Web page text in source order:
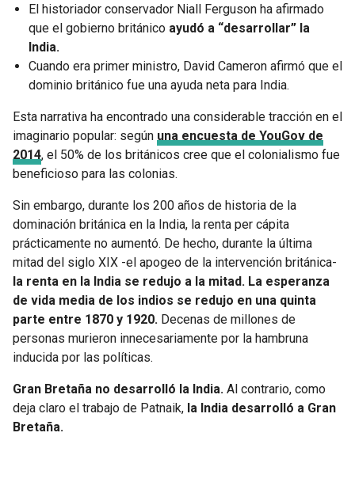
El historiador conservador Niall Ferguson ha afirmado
que el gobierno británico ayudó a “desarrollar” la
India.
Cuando era primer ministro, David Cameron afirmó que el
dominio británico fue una ayuda neta para India.
Esta narrativa ha encontrado una considerable tracción en el
imaginario popular: según una encuesta de YouGov de
2014, el 50% de los británicos cree que el colonialismo fue
beneficioso para las colonias.
Sin embargo, durante los 200 años de historia de la
dominación británica en la India, la renta per cápita
prácticamente no aumentó. De hecho, durante la última
mitad del siglo XIX -el apogeo de la intervención británica-
la renta en la India se redujo a la mitad. La esperanza
de vida media de los indios se redujo en una quinta
parte entre 1870 y 1920. Decenas de millones de
personas murieron innecesariamente por la hambruna
inducida por las políticas.
Gran Bretaña no desarrolló la India. Al contrario, como
deja claro el trabajo de Patnaik, la India desarrolló a Gran
Bretaña.